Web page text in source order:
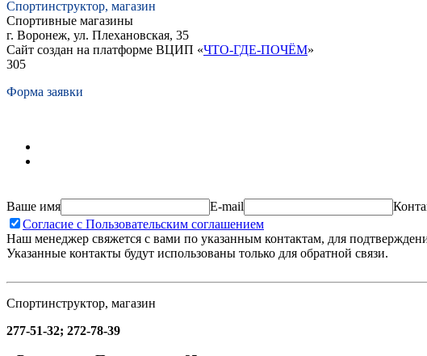
Спортинструктор, магазин
Спортивные магазины
г. Воронеж, ул. Плехановская, 35
Сайт создан на платформе ВЦИП «ЧТО-ГДЕ-ПОЧЁМ»
305
Форма заявки
Ваше имя E-mail
Согласие с Пользовательским соглашением
Наш менеджер свяжется с вами по указанным контактам, для
Указанные контакты будут использованы только для обратной связи.
Спортинструктор, магазин
277-51-32; 272-78-39